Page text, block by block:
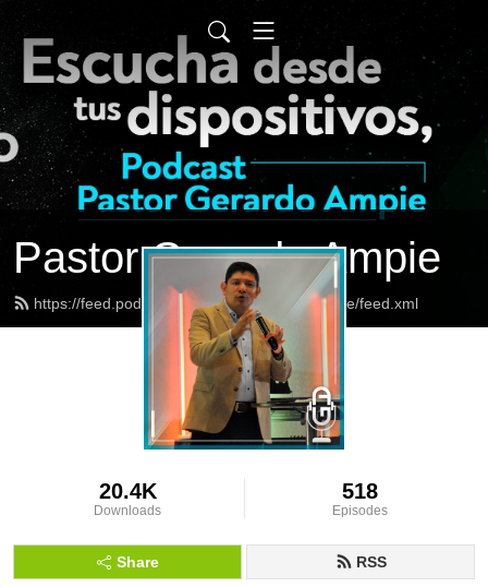
Pastor Gerardo Ampie
https://feed.podbean.com/pastorgerardoampie/feed.xml
20.4K
Downloads
518
Episodes
Share RSS